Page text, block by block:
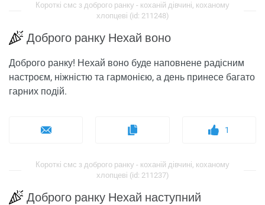
Короткі смс з доброго ранку - коханій дівчині, коханому
хлопцеві (id: 211248)
Доброго ранку Нехай воно
Доброго ранку! Нехай воно буде наповнене радісним
настроєм, ніжністю та гармонією, а день принесе багато
гарних подій.
1
Короткі смс з доброго ранку - коханій дівчині, коханому
хлопцеві (id: 211237)
Доброго ранку Нехай наступний